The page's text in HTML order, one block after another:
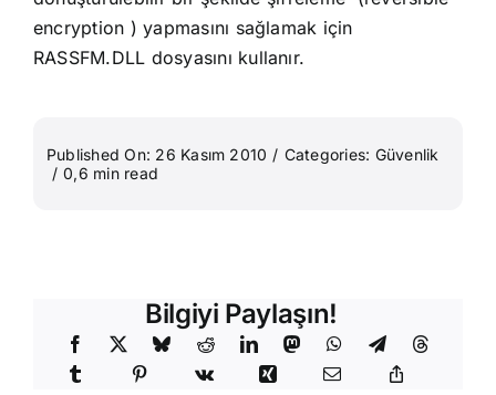
encryption ) yapmasını sağlamak için
RASSFM.DLL dosyasını kullanır.
Published On: 26 Kasım 2010 / Categories: Güvenlik
/ 0,6 min read
Bilgiyi Paylaşın!